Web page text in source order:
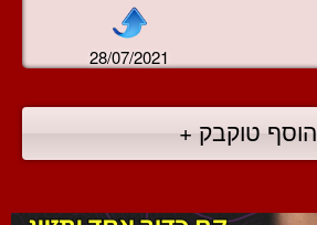
28/07/2021
הוסף טוקבק +